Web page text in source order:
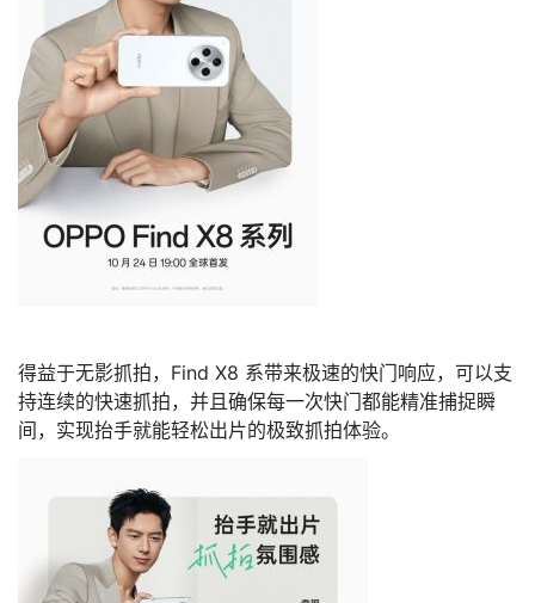
得益于无影抓拍，Find X8 系带来极速的快门响应，可以支
持连续的快速抓拍，并且确保每一次快门都能精准捕捉瞬
间，实现抬手就能轻松出片的极致抓拍体验。